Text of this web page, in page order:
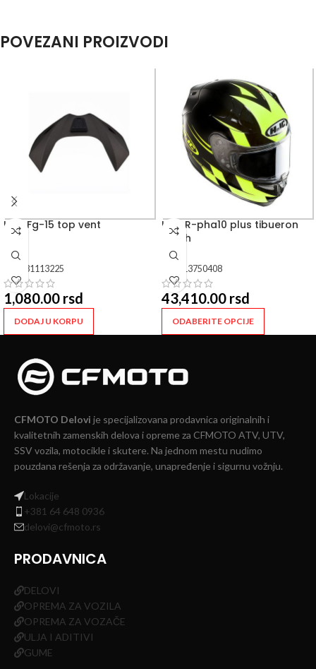
POVEZANI PROIZVODI
HJC Fg-15 top vent
31113225
1,080.00 rsd
DODAJ U KORPU
HJC R-pha10 plus tibueron
mc4h
13750408
43,410.00 rsd
ODABERITE OPCIJE
CFMOTO Delovi je specijalizovana prodavnica originalnih i
kvalitetnih zamenskih delova i opreme za CFMOTO ATV, UTV,
SSV vozila, motocikle i skutere. Na jednom mestu nudimo
pouzdana rešenja za održavanje, unapređenje i sigurnu vožnju.
Lokacije
+381 64 648 0936
delovi@cfmoto.rs
PRODAVNICA
DELOVI
OPREMA ZA VOZILA
OPREMA ZA VOZAČE
ULJA I ADITIVI
GUME